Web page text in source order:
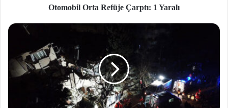
Otomobil Orta Refüje Çarptı: 1 Yaralı